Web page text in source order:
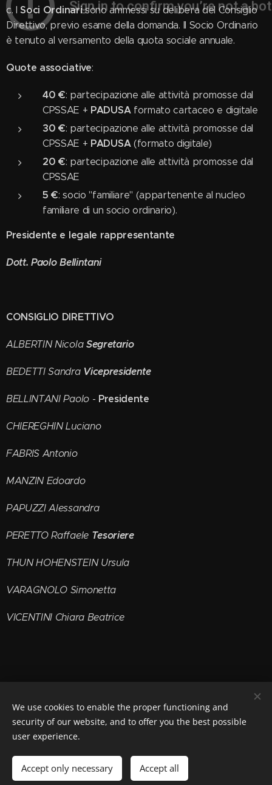
c. ISoci Ordinarisono ammessi su delibera del Consiglio
Direttivo, previo esame della domanda. Il Socio Ordinario
è tenuto al versamento della quota sociale annuale.
Quote associative:
40 €: partecipazione alle attività promosse dal
CPSSAE + PADUSA formato cartaceo e digitale
30 €: partecipazione alle attività promosse dal
CPSSAE + PADUSA(formato digitale)
20 €: partecipazione alle attività promosse dal
CPSSAE
5 €: socio "familiare" (appartenente al nucleo
familiare di un socio ordinario).
Presidente e legale rappresentante
Dott. Paolo Bellintani
CONSIGLIO DIRETTIVO
ALBERTIN Nicola Segretario
BEDETTI Sandra Vicepresidente
BELLINTANI Paolo- Presidente
CHIEREGHIN Luciano
FABRIS Antonio
MANZIN Edoardo
PAPUZZI Alessandra
PERETTO Raffaele Tesoriere
THUN HOHENSTEIN Ursula
VARAGNOLO Simonetta
VICENTINI Chiara Beatrice
C.P.S.S.A.E.via Giacomo Giro n°1 45100 Rovigo
email: info@padusacpssae.it
Languages
Italiano
English
We use cookies to enable the proper functioning and
security of our website, and to offer you the best possible
user experience.
Accept only necessary Accept all